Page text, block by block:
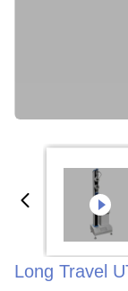
Long Travel